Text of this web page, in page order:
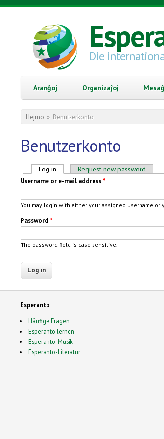
Skip to main content
Die
Aranĝoj Organizaĵoj
You are here
Hejmo » Benutzerkonto
Benutzerkonto
Primary tabs
Log in (active tab)Request new password
Username or e-mail address *
You may login with either your assigned username or
Password *
The password field is case sensitive.
Esperanto
Häufige Fragen
Esperanto lernen
Esperanto-Musik
Esperanto-Literatur